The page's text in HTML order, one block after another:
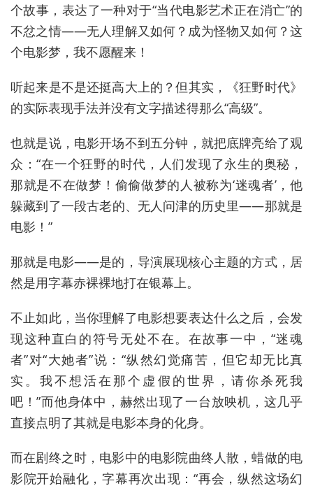
个故事，表达了一种对于“当代电影艺术正在消亡”的
不忿之情——无人理解又如何？成为怪物又如何？这
个电影梦，我不愿醒来！
听起来是不是还挺高大上的？但其实，《狂野时代》
的实际表现手法并没有文字描述得那么“高级”。
也就是说，电影开场不到五分钟，就把底牌亮给了观
众：“在一个狂野的时代，人们发现了永生的奥秘，
那就是不在做梦！偷偷做梦的人被称为‘迷魂者’，他
躲藏到了一段古老的、无人问津的历史里——那就是
电影！”
那就是电影——是的，导演展现核心主题的方式，居
然是用字幕赤裸裸地打在银幕上。
不止如此，当你理解了电影想要表达什么之后，会发
现这种直白的符号无处不在。在故事一中，“迷魂
者”对“大她者”说：“纵然幻觉痛苦，但它却无比真
实。我不想活在那个虚假的世界，请你杀死我
吧！”而他身体中，赫然出现了一台放映机，这几乎
直接点明了其就是电影本身的化身。
而在剧终之时，电影中的电影院曲终人散，蜡做的电
影院开始融化，字幕再次出现：“再会，纵然这场幻